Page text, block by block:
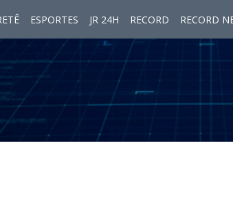
ESPORTES JR 24H RECORD RECORD